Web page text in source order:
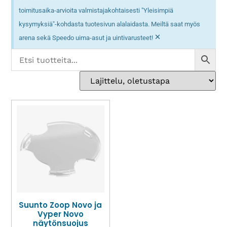
toimitusaika-arvioita valmistajakohtaisesti "Yleisimpiä
kysymyksiä"-kohdasta tuotesivun alalaidasta. Meiltä saat myös
arena sekä Speedo uima-asut ja uintivarusteet! ×
Suunto Zoop Novo ja
Vyper Novo
näytönsuojus